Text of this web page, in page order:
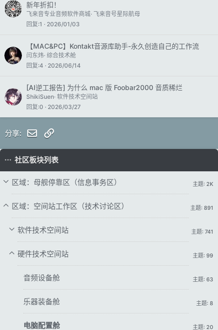
新年折扣！
飞来音专业音频软件商城 飞来音号星际航母
回复 1 2026/01/03
【MAC&PC】Kontakt音源库助手-永久创造自己的工作流
闫东炜 综合技术舱
回复 4 2026/06/14
[AI逆工报告] 为什么 mac 版 Foobar2000 音质稀烂
ShikiSuen 软件技术空间站
回复 0 2026/03/27
分享: 邮件
社区板块列表
区域：母舰停靠区（信息事务区） 主题: 2K
区域：空间站工作区（技术讨论区） 主题: 891
软件技术空间站 主题: 741
硬件技术空间站 主题: 99
音频设备舱 主题: 63
乐器装备舱 主题: 8
电脑配置舱 主题: 20